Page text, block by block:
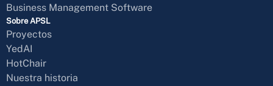
Business Management Software
Sobre APSL
Proyectos
YedAI
HotChair
Nuestra historia